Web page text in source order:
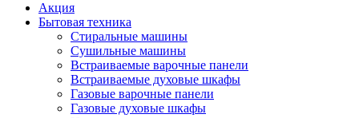
Акция
Бытовая техника
Стиральные машины
Сушильные машины
Встраиваемые варочные панели
Встраиваемые духовые шкафы
Газовые варочные панели
Газовые духовые шкафы